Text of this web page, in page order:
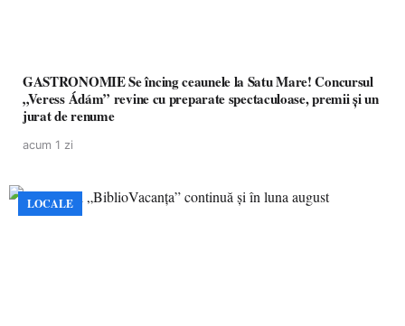
GASTRONOMIE Se încing ceaunele la Satu Mare! Concursul
„Veress Ádám” revine cu preparate spectaculoase, premii și un
jurat de renume
acum 1 zi
LOCALE